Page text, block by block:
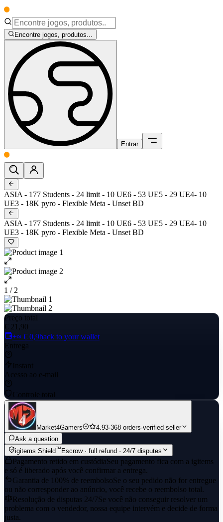
Encontre jogos, produtos...
Entrar
ASIA - 177 Students - 24 limit - 10 UE6 - 53 UE5 - 29 UE4- 10
UE3 - 18K pyro - Flexible Meta - Unset BD
ASIA - 177 Students - 24 limit - 10 UE6 - 53 UE5 - 29 UE4- 10
UE3 - 18K pyro - Flexible Meta - Unset BD
1 / 2
Preço total
€ 21,90
+≈ € 0,9back to your wallet
Entrega
Instant
Acesso ao e-mail
Controle total
Market4Gamers 4.93·368 orders·verified seller
Ask a question
igitems Shield™Escrow · full refund · 24/7 disputes
Pagamento retido em custódiaSeu pagamento fica com a igitems
e só é liberado após você confirmar a entrega.
Garantia de 100% de reembolsoSe o seu pedido não for entregue
ou não corresponder ao anúncio, você recebe o reembolso total.
Resolução de disputas 24/7Se você não conseguir resolver um
problema com o vendedor, nossa equipe intervém e decide de forma
justa.